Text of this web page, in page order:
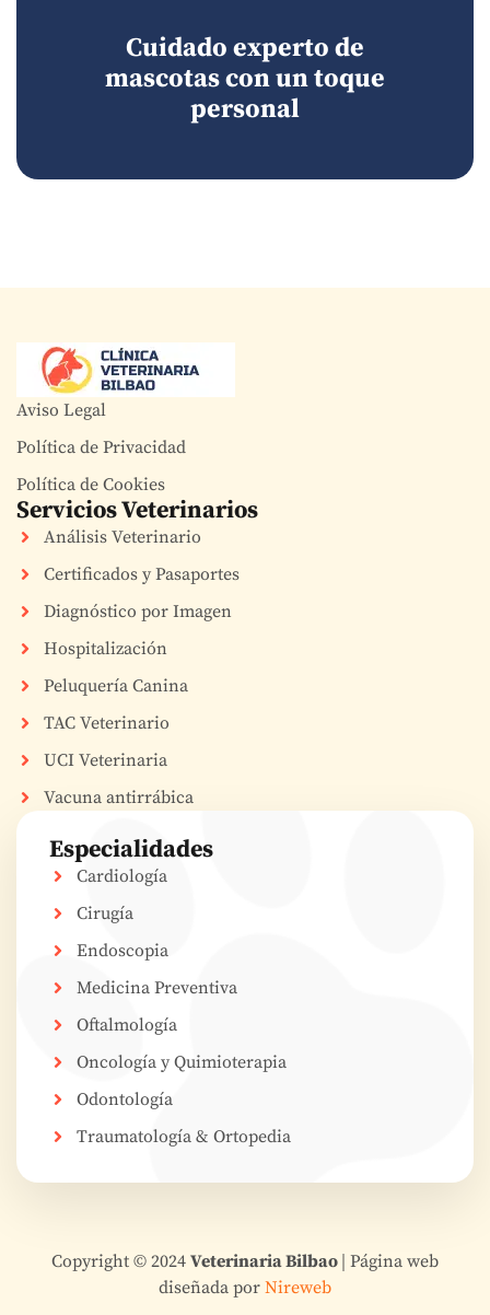
Cuidado experto de
mascotas con un toque
personal
Aviso Legal
Política de Privacidad
Política de Cookies
Servicios Veterinarios
Análisis Veterinario
Certificados y Pasaportes
Diagnóstico por Imagen
Hospitalización
Peluquería Canina
TAC Veterinario
UCI Veterinaria
Vacuna antirrábica
Especialidades
Cardiología
Cirugía
Endoscopia
Medicina Preventiva
Oftalmología
Oncología y Quimioterapia
Odontología
Traumatología & Ortopedia
Copyright © 2024 Veterinaria Bilbao | Página web
diseñada por Nireweb